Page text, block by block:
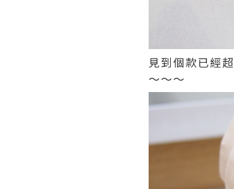
見到個款已經
～～～